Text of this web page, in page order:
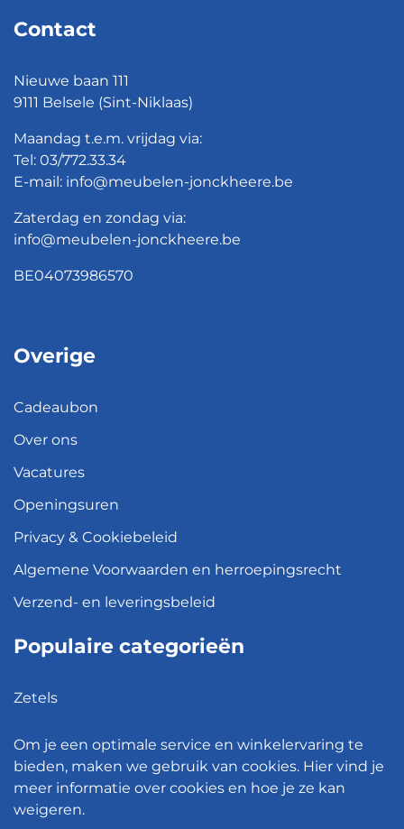
Contact
Nieuwe baan 111
9111 Belsele (Sint-Niklaas)
Maandag t.e.m. vrijdag via:
Tel: 03/772.33.34
E-mail: info@meubelen-jonckheere.be
Zaterdag en zondag via:
info@meubelen-jonckheere.be
BE04073986570
Overige
Cadeaubon
Over ons
Vacatures
Openingsuren
Privacy & Cookiebeleid
Algemene Voorwaarden en herroepingsrecht
Verzend- en leveringsbeleid
Populaire categorieën
Zetels
Hanglampen
Bureaustoelen
Om je een optimale service en winkelervaring te
bieden, maken we gebruik van cookies. Hier vind je
meer informatie over cookies en hoe je ze kan
weigeren.